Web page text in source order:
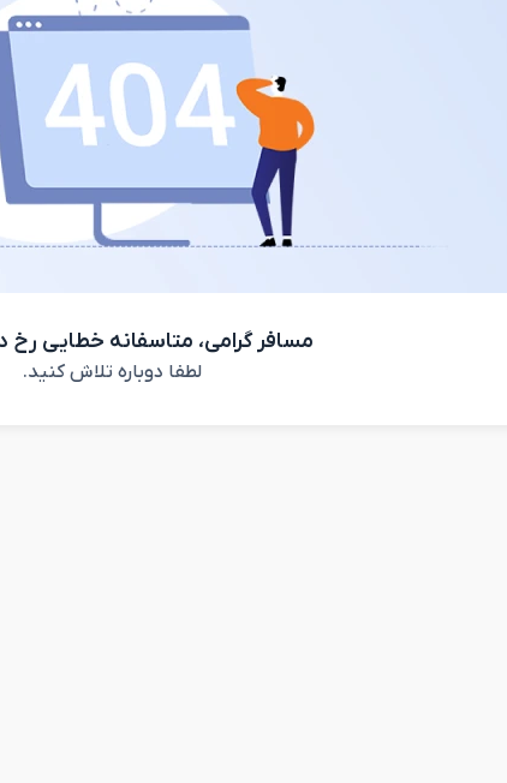
مسافر گرامی، متاسفانه خطایی
لطفا دوباره تلاش کنید.